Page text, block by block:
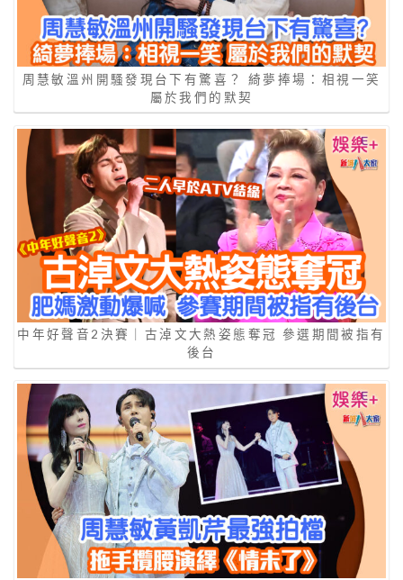
周慧敏溫州開騷發現台下有驚喜？ 綺夢捧場：相視一笑
屬於我們的默契
中年好聲音2決賽｜古淖文大熱姿態奪冠 參選期間被指有
後台